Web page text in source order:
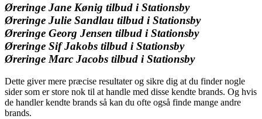
Øreringe Jane Kønig tilbud i Stationsby
Øreringe Julie Sandlau tilbud i Stationsby
Øreringe Georg Jensen tilbud i Stationsby
Øreringe Sif Jakobs tilbud i Stationsby
Øreringe Marc Jacobs tilbud i Stationsby
Dette giver mere præcise resultater og sikre dig at du finder nogle
sider som er store nok til at handle med disse kendte brands. Og hvis
de handler kendte brands så kan du ofte også finde mange andre
brands.